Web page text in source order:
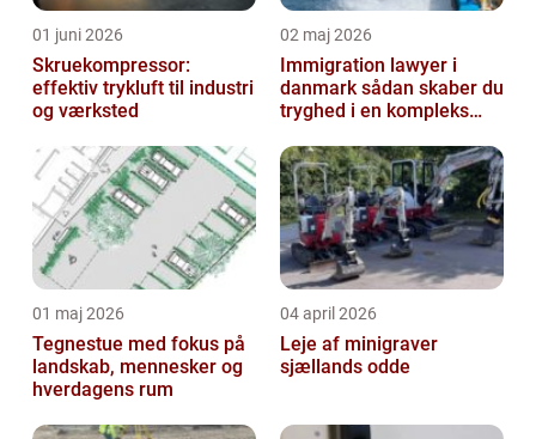
01 juni 2026
Skruekompressor:
effektiv trykluft til industri
og værksted
02 maj 2026
Immigration lawyer i
danmark sådan skaber du
tryghed i en kompleks
01 maj 2026
Tegnestue med fokus på
landskab, mennesker og
hverdagens rum
04 april 2026
Leje af minigraver
sjællands odde